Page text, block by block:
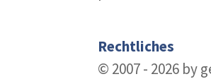
Rechtliches
© 2007 - 2026 by